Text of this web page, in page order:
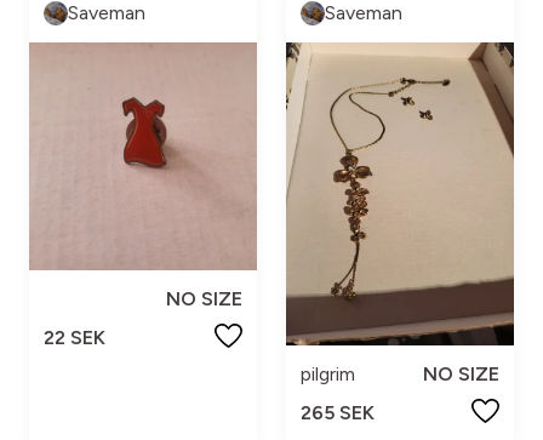
Saveman
NO SIZE
22 SEK
Saveman
pilgrim
NO SIZE
265 SEK